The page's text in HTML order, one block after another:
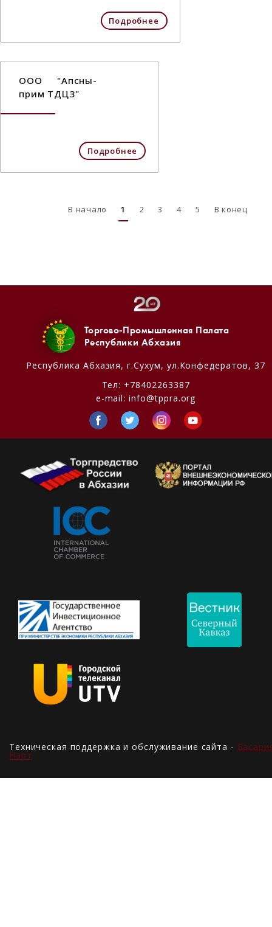
Подробнее
ООО "Апсны-
прим ТДЦЗ"
Подробнее
В начало 1 2 3 4 5 В конец
Торгово-Промышленная Палата
Республики Абхазия
Республика Абхазия, г.Сухум, ул.Конфедератов, 37
Тел: +78402263387
e-mail:info@tppra.org
Техническая поддержка и обслуживание сайта -
Нарт